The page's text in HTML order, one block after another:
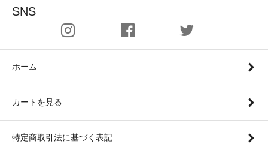
SNS
ホーム
カートを見る
特定商取引法に基づく表記